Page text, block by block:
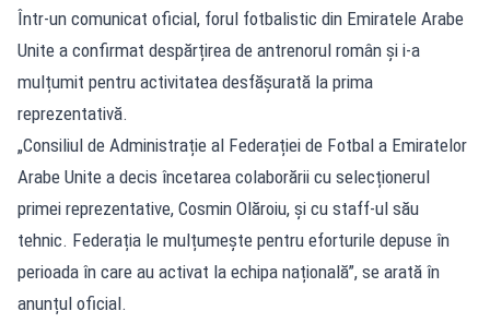
Într-un comunicat oficial, forul fotbalistic din Emiratele Arabe
Unite a confirmat despărțirea de antrenorul român și i-a
mulțumit pentru activitatea desfășurată la prima
reprezentativă.
„Consiliul de Administrație al Federației de Fotbal a Emiratelor
Arabe Unite a decis încetarea colaborării cu selecționerul
primei reprezentative, Cosmin Olăroiu, și cu staff-ul său
tehnic. Federația le mulțumește pentru eforturile depuse în
perioada în care au activat la echipa națională”, se arată în
anunțul oficial.